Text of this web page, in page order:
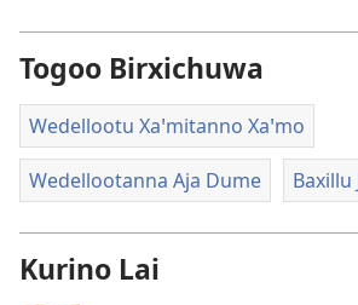
Togoo Birxichuwa
Wedellootu Xaꞌmitanno Xaꞌmo
Wedellootanna Aja Dume Baxillu
Kurino Lai